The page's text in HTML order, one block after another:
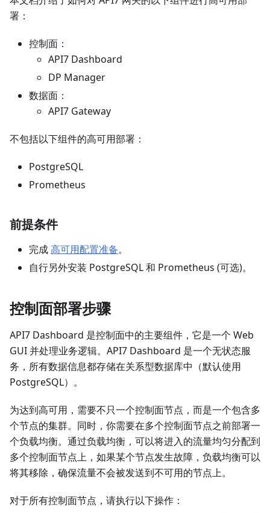
署：
控制面：
API7 Dashboard
DP Manager
数据面：
API7 Gateway
不包括以下组件的高可用部署：
PostgreSQL
Prometheus
前提条件
完成高可用配置准备。
自行另外安装 PostgreSQL 和 Prometheus (可选)。
控制面部署步骤
API7 Dashboard 是控制面中的主要组件，它是一个 Web
GUI 并处理业务逻辑。API7 Dashboard 是一个无状态服
务，所有数据信息都存储在关系型数据库中（默认使用
PostgreSQL）。
为达到高可用，需要不只一个控制面节点，而是一个包含多
个节点的集群。同时，你需要在多个控制面节点之前部署一
个负载均衡。通过负载均衡，可以将进入的流量均匀分配到
多个控制面节点上，如果某个节点发生故障，负载均衡可以
将其移除，确保流量不会被发送到不可用的节点上。
对于所有控制面节点，请执行以下操作：